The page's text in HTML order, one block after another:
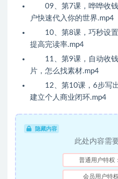
09、第7课，哗哗收钱
户快速代入你的世界.mp4
10、第8课，巧秒设置
提高完读率.mp4
11、第9课，自动收钱
片，怎么找素材.mp4
12、第10课，6步写出
建立个人商业闭环.mp4
隐藏内容
此处内容需
普通用户特权：
会员用户特权